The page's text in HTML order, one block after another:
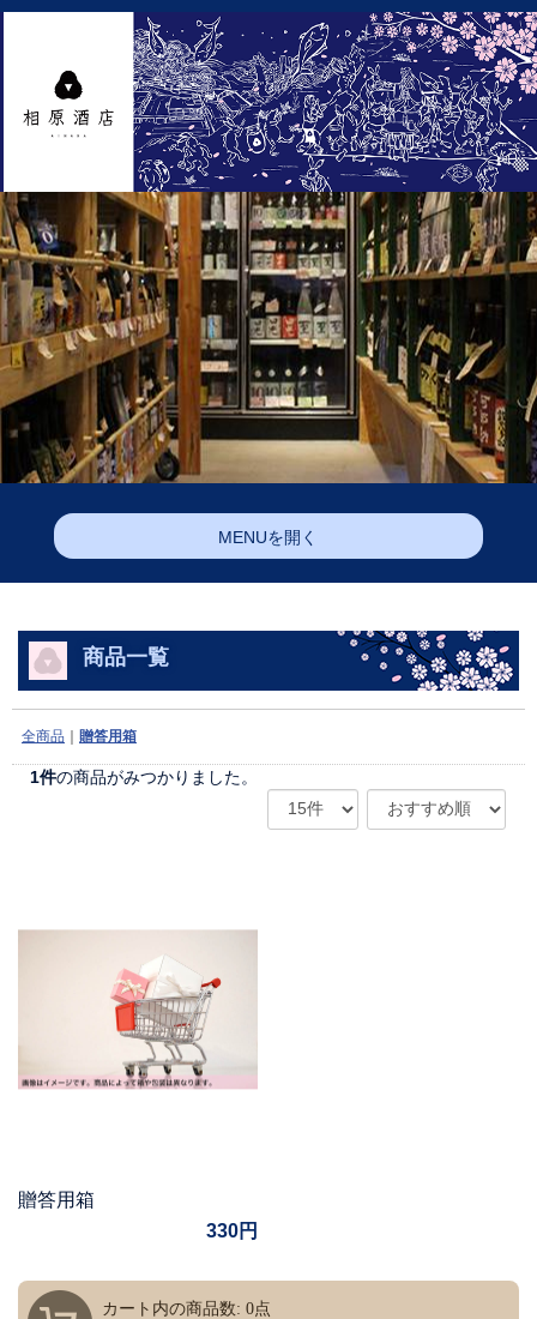
MENUを開く
商品一覧
全商品 贈答用箱
1件の商品がみつかりました。
贈答用箱
330円
カート内の商品数: 0点